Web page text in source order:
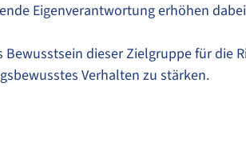
Eigenverantwortung erhöhen
dieser Zielgruppe für die
Verhalten zu stärken.